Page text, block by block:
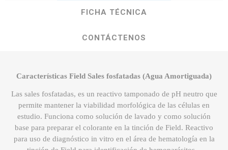
FICHA TÉCNICA
CONTÁCTENOS
Características Field Sales fosfatadas (Agua Amortiguada)
Las sales fosfatadas, es un reactivo tamponado de pH neutro que
permite mantener la viabilidad morfológica de las células en
estudio. Funciona como solución de lavado y como solución
base para preparar el colorante en la tinción de Field. Reactivo
para uso de diagnóstico in vitro en el área de hematología en la